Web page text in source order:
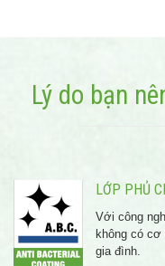
Lý do bạn
LỚP PHỦ
Với công
không có
gia đình.